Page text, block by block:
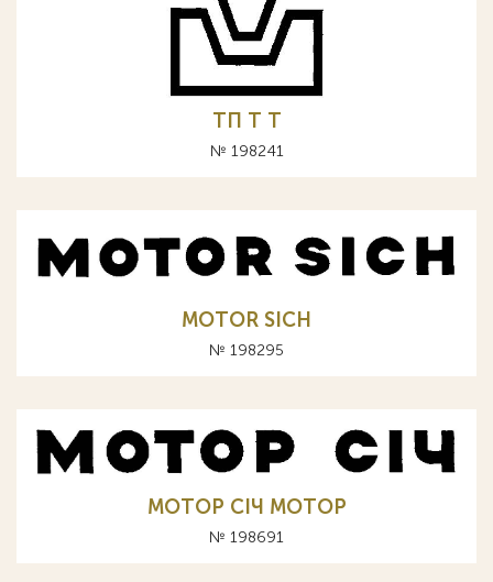
ТП Т T
№ 198241
MOTOR SICH
№ 198295
МОТОР СIЧ MOTOP
№ 198691